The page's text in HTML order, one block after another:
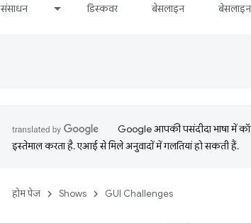
संसाधन डिस्कवर बेसलाइन
Google आपकी पसंदीदा भाषा में
इस्तेमाल करता है. एआई से मिले अनुवादों में गलतियां हो सकती हैं.
होम पेज Shows GUI Challenges